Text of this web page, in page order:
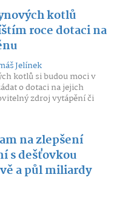
kotlů
roce dotaci na
Jelínek
kotlů si budou moci v
o dotaci na jejich
zdroj vytápění či
na zlepšení
s dešťovkou
a půl miliardy